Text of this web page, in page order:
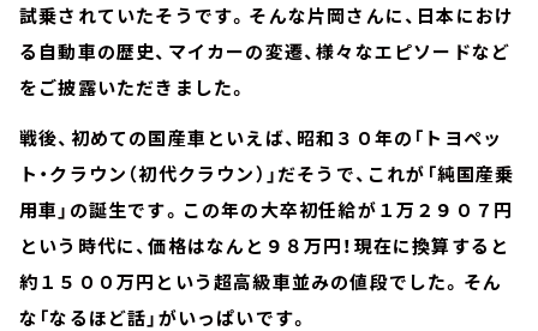
試乗されていたそうです。そんな片岡さんに、日本におけ
る自動車の歴史、マイカーの変遷、様々なエピソードなど
をご披露いただきました。
戦後、初めての国産車といえば、昭和３０年の「トヨペッ
ト・クラウン（初代クラウン）」だそうで、これが「純国産乗
用車」の誕生です。この年の大卒初任給が１万２９０７円
という時代に、価格はなんと９８万円！現在に換算すると
約１５００万円という超高級車並みの値段でした。そん
な「なるほど話」がいっぱいです。